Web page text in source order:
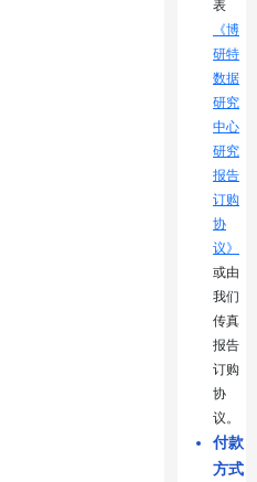
表
《博
研特
数据
研究
中心
研究
报告
订购
协
议》
或由
我们
传真
报告
订购
协
议。
付款
方式